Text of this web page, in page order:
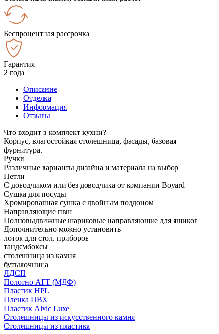
Беспроцентная рассрочка
Гарантия
2 года
Описание
Отделка
Информация
Отзывы
Что входит в комплект кухни?
Корпус, влагостойкая столешница, фасады, базовая
фурнитура.
Ручки
Различные варианты дизайна и материала на выбор
Петли
С доводчиком или без доводчика от компании Boyard
Сушка для посуды
Хромированная сушка с двойным поддоном
Направляющие пвш
Полновыдвижные шариковые направляющие для ящиков
Дополнительно можно установить
лоток для стол. приборов
тандембоксы
столешница из камня
бутылочница
ЛДСП
Полотно АГТ (МДФ)
Пластик HPL
Пленка ПВХ
Пластик Alvic Luxe
Столешницы из искусственного камня
Столешницы из пластика